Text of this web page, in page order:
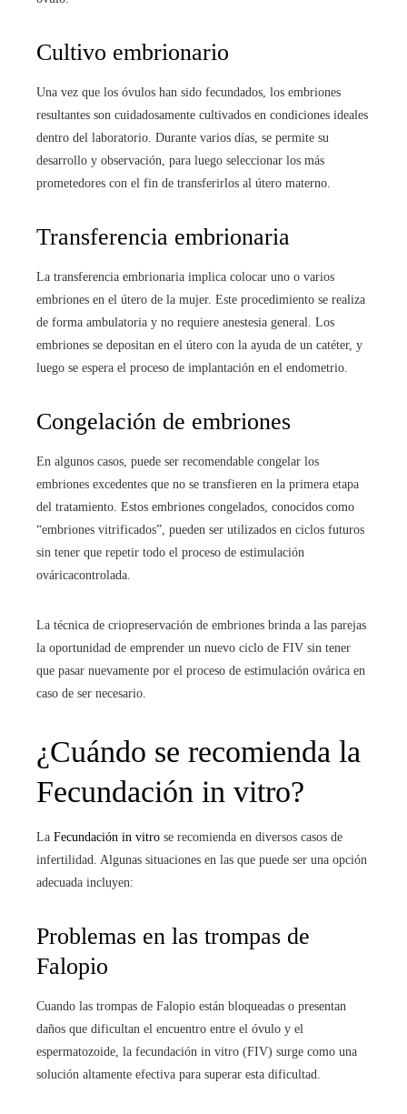
Cultivo embrionario
Una vez que los óvulos han sido fecundados, los embriones
resultantes son cuidadosamente cultivados en condiciones ideales
dentro del laboratorio. Durante varios días, se permite su
desarrollo y observación, para luego seleccionar los más
prometedores con el fin de transferirlos al útero materno.
Transferencia embrionaria
La transferencia embrionaria implica colocar uno o varios
embriones en el útero de la mujer. Este procedimiento se realiza
de forma ambulatoria y no requiere anestesia general. Los
embriones se depositan en el útero con la ayuda de un catéter, y
luego se espera el proceso de implantación en el endometrio.
Congelación de embriones
En algunos casos, puede ser recomendable congelar los
embriones excedentes que no se transfieren en la primera etapa
del tratamiento. Estos embriones congelados, conocidos como
“embriones vitrificados”, pueden ser utilizados en ciclos futuros
sin tener que repetir todo el proceso de estimulación
ováricacontrolada.
La técnica de criopreservación de embriones brinda a las parejas
la oportunidad de emprender un nuevo ciclo de FIV sin tener
que pasar nuevamente por el proceso de estimulación ovárica en
caso de ser necesario.
¿Cuándo se recomienda la
Fecundación in vitro?
La Fecundación in vitro se recomienda en diversos casos de
infertilidad. Algunas situaciones en las que puede ser una opción
adecuada incluyen:
Problemas en las trompas de
Falopio
Cuando las trompas de Falopio están bloqueadas o presentan
daños que dificultan el encuentro entre el óvulo y el
espermatozoide, la fecundación in vitro (FIV) surge como una
solución altamente efectiva para superar esta dificultad.